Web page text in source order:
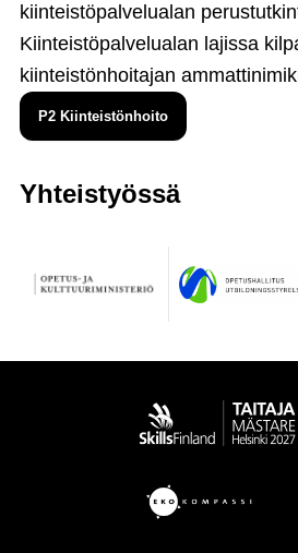
kiinteistöpalvelualan
Kiinteistöpalvelualan lajissa
kiinteistönhoitajan
P2 Kiinteistönhoito
Yhteistyössä